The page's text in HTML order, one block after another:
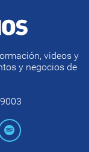
videos y
y negocios de